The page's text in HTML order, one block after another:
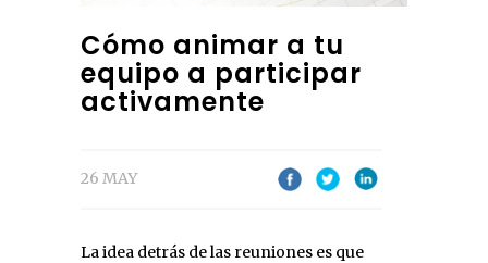
Cómo animar a tu
equipo a participar
activamente
26 MAY
La idea detrás de las reuniones es que